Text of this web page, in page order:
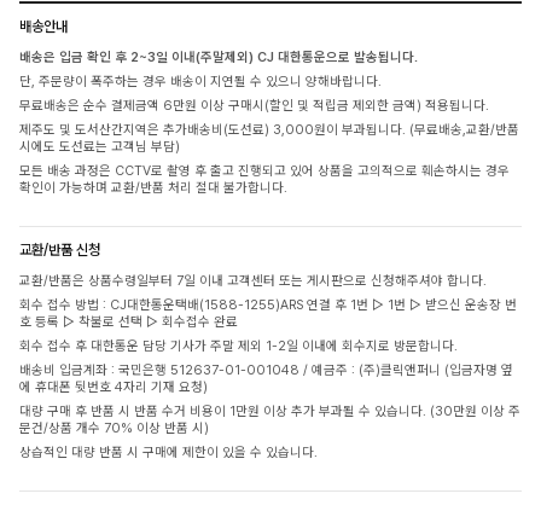
배송안내
배송은 입금 확인 후 2~3일 이내(주말제외) CJ 대한통운으로 발송됩니다.
단, 주문량이 폭주하는 경우 배송이 지연될 수 있으니 양해바랍니다.
무료배송은 순수 결제금액 6만원 이상 구매시(할인 및 적립금 제외한 금액) 적용됩니다.
제주도 및 도서산간지역은 추가배송비(도선료) 3,000원이 부과됩니다. (무료배송,교환/반품
시에도 도선료는 고객님 부담)
모든 배송 과정은 CCTV로 촬영 후 출고 진행되고 있어 상품을 고의적으로 훼손하시는 경우
확인이 가능하며 교환/반품 처리 절대 불가합니다.
교환/반품 신청
교환/반품은 상품수령일부터 7일 이내 고객센터 또는 게시판으로 신청해주셔야 합니다.
회수 접수 방법 : CJ대한통운택배(1588-1255)ARS 연결 후 1번 ▷ 1번 ▷ 받으신 운송장 번
호 등록 ▷ 착불로 선택 ▷ 회수접수 완료
회수 접수 후 대한통운 담당 기사가 주말 제외 1-2일 이내에 회수지로 방문합니다.
배송비 입금계좌 : 국민은행 512637-01-001048 / 예금주 : (주)클릭앤퍼니 (입금자명 옆
에 휴대폰 뒷번호 4자리 기재 요청)
대량 구매 후 반품 시 반품 수거 비용이 1만원 이상 추가 부과될 수 있습니다. (30만원 이상 주
문건/상품 개수 70% 이상 반품 시)
상습적인 대량 반품 시 구매에 제한이 있을 수 있습니다.